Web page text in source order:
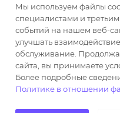
Любая информация
характер и не
определяемой
Гражданского
Использование любых
на https://opt-
наличии
активной
Мы используем файлы
специалистами и
событий на нашем веб-
улучшать
обслуживание.
сайта, вы принимаете
Более подробные
Политике в отношении